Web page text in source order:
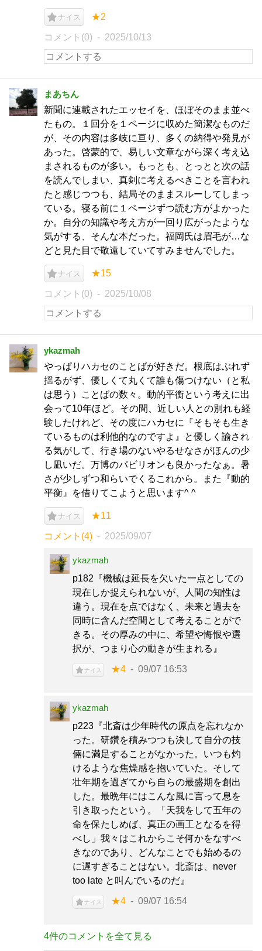
ナイス ★2
コメント(0) 2025/10/13
まあちん
新聞に連載されたエッセイを、ほぼそのまま並べ
たもの。１回分を１ページに収めた簡潔なものだ
が、その内容は多岐に亘り、多くの納得や発見が
あった。啓蒙的で、易しい文章ながら深く考え込
まされるものが多い。もっとも、とっとと次の話
を読んでしまい、真剣に考えるべきことを言われ
たと感じつつも、結局そのままスルーしてしまっ
ている。寝る前に１ページずつ読む方がよかった
か。自分の知識や考え方が一回り広がったような
気がする、そんな本だった。福岡氏は眉毛が…な
どと見た目で敬遠していてすみませんでした。
ナイス ★15
コメント(0) 2025/10/08
ykazmah
やっぱりハカセのことばが好きだ。根底はぶれず
揺るがず、優しくて丸くて誰も傷つけない（と私
は思う）ことばの数々。動的平衡という考えに出
会って10年ほど。その間、近しい人との別れも経
験したけれど、その度にハカセに『そもそも生き
ているものは利他的なのですよ』と優しく諭され
る気がして、行き場のないやるせなさがほんの少
し凪いだ。万博のパビリオンも良かったなぁ。暑
さが少しずつ和らいでくるこれから。また『動的
平衡』を借りてこようと思います^ ^
ナイス ★11
コメント(4) 2025/09/07
ykazmah
p182『機械は延長を欠いた一点としての
現在しか捉えられないが、人間の知性は
違う。現在を点ではなく、未来と過去を
同時に含んだ空間として考えることがで
きる。その厚みの中に、希望や悔恨や選
択が、つまり心の動きが生まれる』
ナイス ★4 09/07 16:53
ykazmah
p223『北斎は少年時代の原点を忘れなか
った。研鑽を積みつつも決して自分の技
倆に満足することがなかった。いつも灼
けるような焦燥感を抱いていた。そして
壮年期を過ぎてから自らの最盛期を創出
した。最晩年にはこんな風に言って息を
引き取ったという。「天我をして五年の
命を保たしめば、真正の画工となるを得
べし」我々はこれからこそ何かをなすべ
きなのであり、どんなことでも始めるの
に遅すぎることはない。北斎は、never
too late と叫んでいるのだ』
ナイス ★4 09/07 16:54
4件のコメントを全て見る